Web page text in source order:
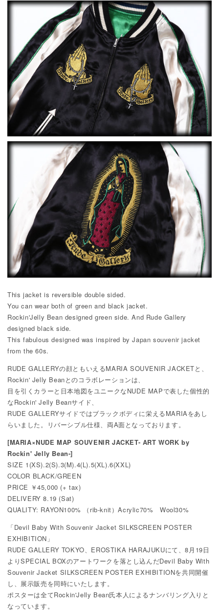
This jacket is reversible double sided.
You can wear both of green and black jacket.
Rockin'Jelly Bean designed green side. And Rude Gallery
designed black side.
This fabulous designed was inspired by Japan souvenir jacket
from the 60s.
RUDE GALLERYの顔ともいえるMARIA SOUVENIR JACKETと、
Rockin' Jelly Beanとのコラボレーションは、
目を引くカラーと日本地図をユニークなNUDE MAPで表した個性的
なRockin' Jelly Beanサイド、
RUDE GALLERYサイドではブラックボディに栄えるMARIAをあし
らいました。リバーシブル仕様、両A面となっております。
[MARIA×NUDE MAP SOUVENIR JACKET- ART WORK by
Rockin' Jelly Bean-]
SIZE 1(XS).2(S).3(M).4(L).5(XL).6(XXL)
COLOR BLACK/GREEN
PRICE ￥45,000 (+ tax)
DELIVERY 8.19 (Sat)
QUALITY: RAYON100% （rib-knit）Acrylic70% Wool30%
「Devil Baby With Souvenir Jacket SILKSCREEN POSTER
EXHIBITION」
RUDE GALLERY TOKYO、EROSTIKA HARAJUKUにて、8月19日
よりSPECIAL BOXのアートワークを落とし込んだDevil Baby With
Souvenir Jacket SILKSCREEN POSTER EXHIBITIONを共同開催
し、展示販売を同時にいたします。
ポスターは全てRockin'Jelly Bean氏本人によるナンバリング入りと
なっています。